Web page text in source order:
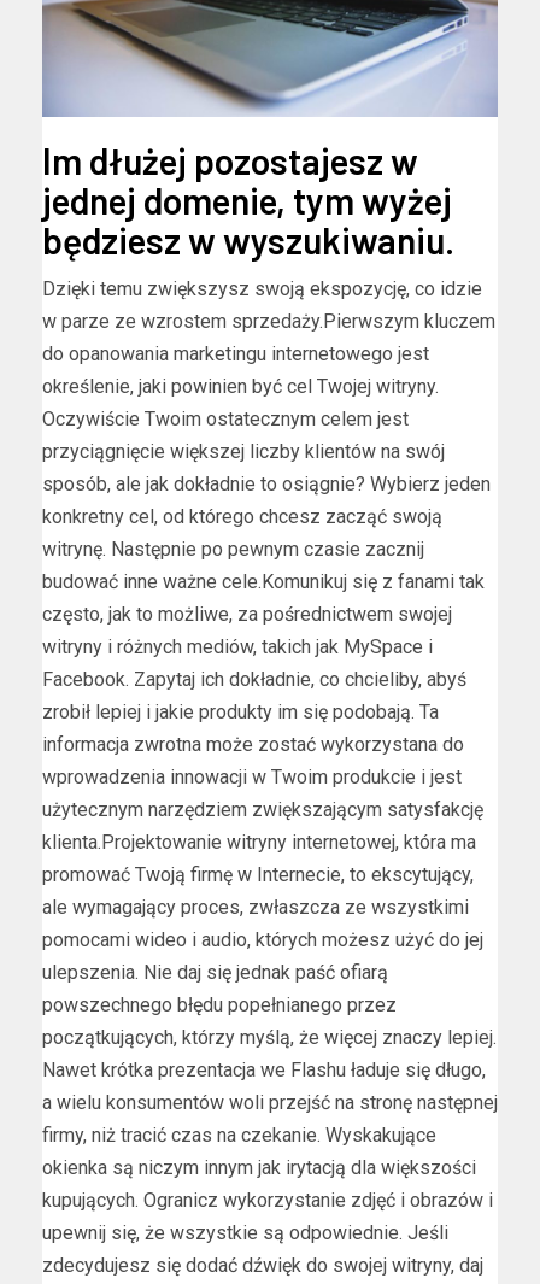
Im dłużej pozostajesz w
jednej domenie, tym wyżej
będziesz w wyszukiwaniu.
Dzięki temu zwiększysz swoją ekspozycję, co idzie
w parze ze wzrostem sprzedaży.Pierwszym kluczem
do opanowania marketingu internetowego jest
określenie, jaki powinien być cel Twojej witryny.
Oczywiście Twoim ostatecznym celem jest
przyciągnięcie większej liczby klientów na swój
sposób, ale jak dokładnie to osiągnie? Wybierz jeden
konkretny cel, od którego chcesz zacząć swoją
witrynę. Następnie po pewnym czasie zacznij
budować inne ważne cele.Komunikuj się z fanami tak
często, jak to możliwe, za pośrednictwem swojej
witryny i różnych mediów, takich jak MySpace i
Facebook. Zapytaj ich dokładnie, co chcieliby, abyś
zrobił lepiej i jakie produkty im się podobają. Ta
informacja zwrotna może zostać wykorzystana do
wprowadzenia innowacji w Twoim produkcie i jest
użytecznym narzędziem zwiększającym satysfakcję
klienta.Projektowanie witryny internetowej, która ma
promować Twoją firmę w Internecie, to ekscytujący,
ale wymagający proces, zwłaszcza ze wszystkimi
pomocami wideo i audio, których możesz użyć do jej
ulepszenia. Nie daj się jednak paść ofiarą
powszechnego błędu popełnianego przez
początkujących, którzy myślą, że więcej znaczy lepiej.
Nawet krótka prezentacja we Flashu ładuje się długo,
a wielu konsumentów woli przejść na stronę następnej
firmy, niż tracić czas na czekanie. Wyskakujące
okienka są niczym innym jak irytacją dla większości
kupujących. Ogranicz wykorzystanie zdjęć i obrazów i
upewnij się, że wszystkie są odpowiednie. Jeśli
zdecydujesz się dodać dźwięk do swojej witryny, daj